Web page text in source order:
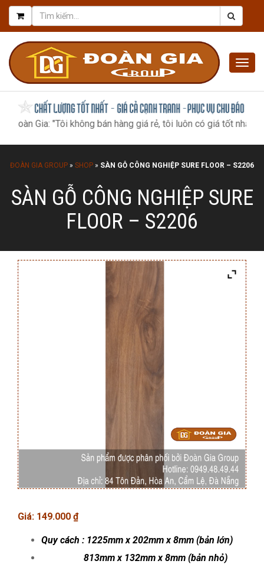
Gia: "Tôi không bán hàng giá rẻ, tôi luôn có giá tốt nhất, như
ĐOÀN GIA GROUP » SHOP » SÀN GỖ CÔNG NGHIỆP SURE FLOOR – S2206
SÀN GỖ CÔNG NGHIỆP SURE
FLOOR – S2206
Giá: 149.000 ₫
Quy cách : 1225mm x 202mm x 8mm (bản lớn)
813mm x 132mm x 8mm (bản nhỏ)